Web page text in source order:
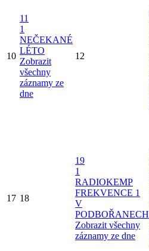
10
11
1
NEČEKANÉ
LÉTO
Zobrazit
všechny
záznamy ze
dne
12
17 18
19
1
RADIOKEMP
FREKVENCE 1
V
PODBOŘANECH
Zobrazit všechny
záznamy ze dne